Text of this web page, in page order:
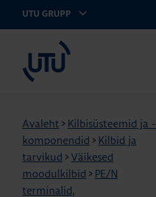
UTU GRUPP
Avaleht > Kilbisüsteemid ja -
komponendid > Kilbid ja
tarvikud >Väikesed
moodulkilbid > PE/N
terminalid,